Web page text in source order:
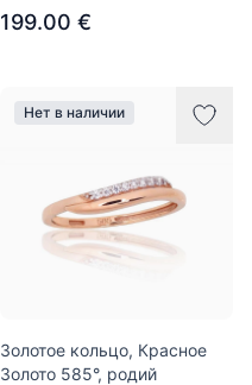
199.00 €
Нет в наличии
Золотое кольцо, Красное
Золото 585°, родий